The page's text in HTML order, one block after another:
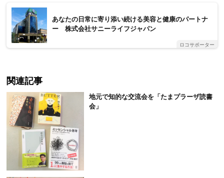
あなたの日常に寄り添い続ける美容と健康のパートナ
ー 株式会社サニーライフジャパン
ロコサポーター
関連記事
地元で知的な交流会を「たまプラーザ読書
会」